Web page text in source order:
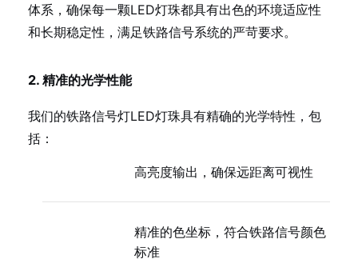
体系，确保每一颗LED灯珠都具有出色的环境适应性
和长期稳定性，满足铁路信号系统的严苛要求。
2. 精准的光学性能
我们的铁路信号灯LED灯珠具有精确的光学特性，包
括：
高亮度输出，确保远距离可视性
精准的色坐标，符合铁路信号颜色
标准